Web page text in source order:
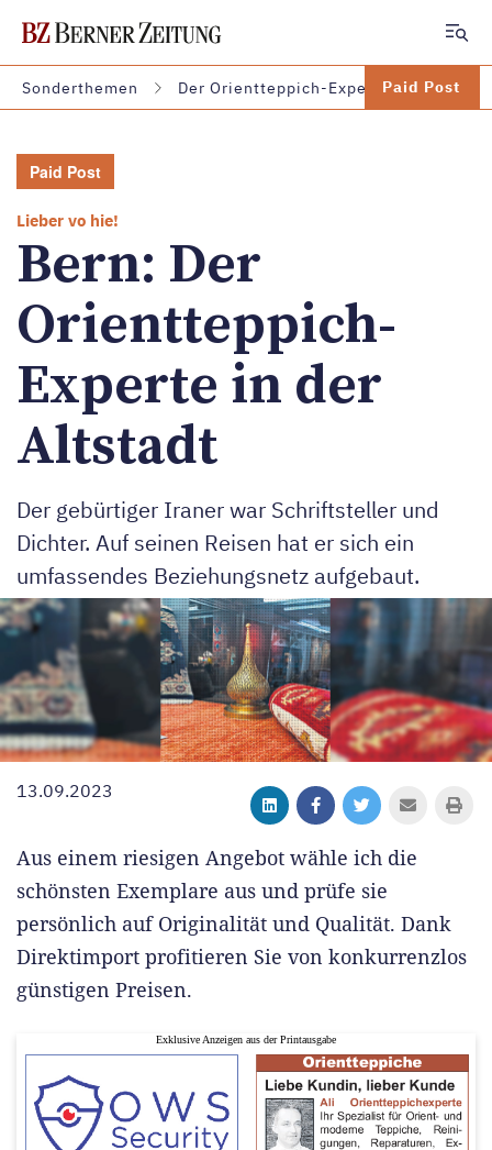
Sonderthemen Der Orientteppich-Experte in der
Paid Post
Paid Post
Lieber vo hie!
Bern: Der
Orientteppich-
Experte in der
Altstadt
Der gebürtiger Iraner war Schriftsteller und
Dichter. Auf seinen Reisen hat er sich ein
umfassendes Beziehungsnetz aufgebaut.
13.09.2023
Aus einem riesigen Angebot wähle ich die
schönsten Exemplare aus und prüfe sie
persönlich auf Originalität und Qualität. Dank
Direktimport profitieren Sie von konkurrenzlos
günstigen Preisen.
Exklusive Anzeigen aus der Printausgabe